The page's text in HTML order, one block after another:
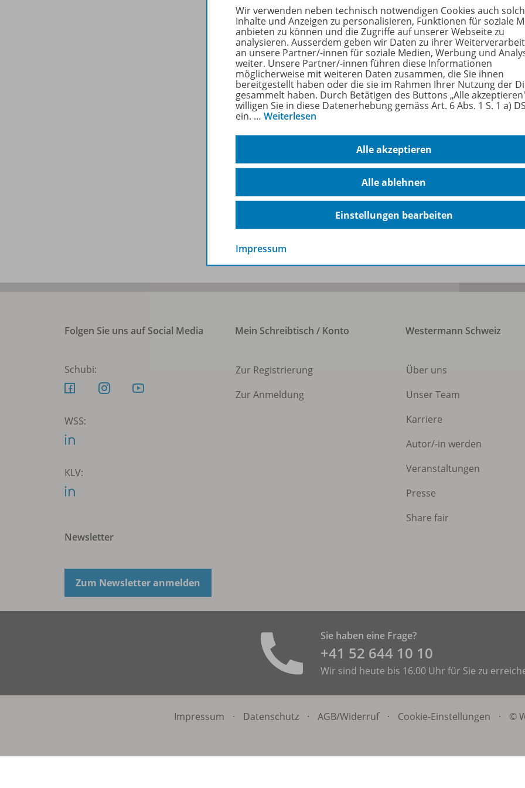
Flechtblätter (10 Farben)
100 Blatt
Lieferbar
Folgen Sie uns auf Social Media
Schubi:
WSS:
KLV:
Newsletter
Zum Newsletter anmelden
Mein Schreibtisch / Konto
Zur Registrierung
Zur Anmeldung
Westermann Schweiz
Über uns
Unser Team
Karriere
Autor/-in werden
Veranstaltungen
Presse
Share fair
Sie haben eine Frage?
+41 52 644 10 10
Wir sind heute bis 16.00 Uhr für Sie zu
Impressum · Datenschutz · AGB/Widerruf · Cookie-Einstellungen · ©
Wir verwenden neben technisch notwendigen Cookies auch
Inhalte und Anzeigen zu personalisieren, Funktionen für soziale
anbieten zu können und die Zugriffe auf unserer Webseite zu
analysieren. Ausserdem geben wir Daten zu ihrer
an unsere Partner/-innen für soziale Medien, Werbung und
weiter. Unsere Partner/-innen führen diese Informationen
möglicherweise mit weiteren Daten zusammen, die Sie ihnen
bereitgestellt haben oder die sie im Rahmen Ihrer Nutzung der
gesammelt haben. Durch Betätigen des Buttons „Alle
willigen Sie in diese Datenerhebung gemäss Art. 6 Abs. 1 S. 1 a)
ein. … Weiterlesen
Alle akzeptieren
Alle ablehnen
Einstellungen bearbeiten
Impressum